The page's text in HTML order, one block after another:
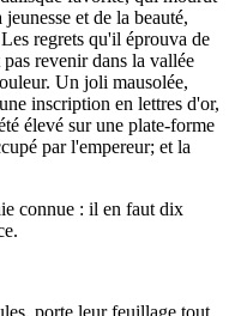
et de la beauté,
regrets qu'il éprouva de
revenir dans la vallée
Un joli mausolée,
inscription en lettres d'or,
élevé sur une plate-forme
par l'empereur; et la
connue : il en faut dix